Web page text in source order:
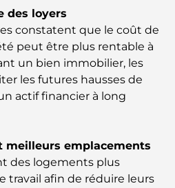
Al Ghaf : une nouvelle
à Dubaï
au Vastu : Guide pratique pour
d'aménagement
vos espaces
des loyers
constatent que le coût de
peut être plus rentable à
un bien immobilier, les
les futures hausses de
actif financier à long
meilleurs emplacements
des logements plus
travail afin de réduire leurs